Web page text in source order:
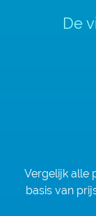
De
Vergelijk alle
basis van